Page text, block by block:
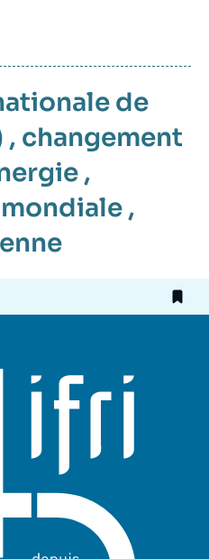
de
, changement
,
,